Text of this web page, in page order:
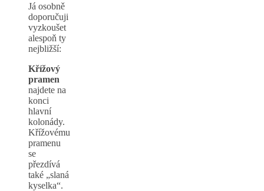
Já osobně
doporučuji
vyzkoušet
alespoň ty
nejbližší:
Křížový
pramen
najdete na
konci
hlavní
kolonády.
Křížovému
pramenu
se
přezdívá
také „slaná
kyselka“.